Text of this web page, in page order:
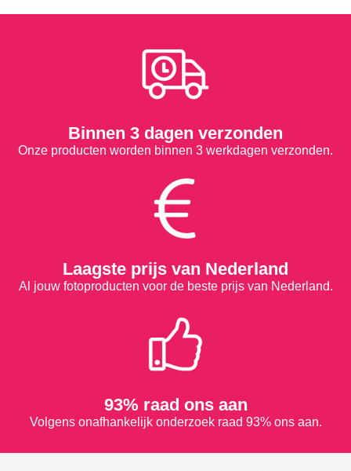
Binnen 3 dagen verzonden
Onze producten worden binnen 3 werkdagen verzonden.
Laagste prijs van Nederland
Al jouw fotoproducten voor de beste prijs van Nederland.
93% raad ons aan
Volgens onafhankelijk onderzoek raad 93% ons aan.